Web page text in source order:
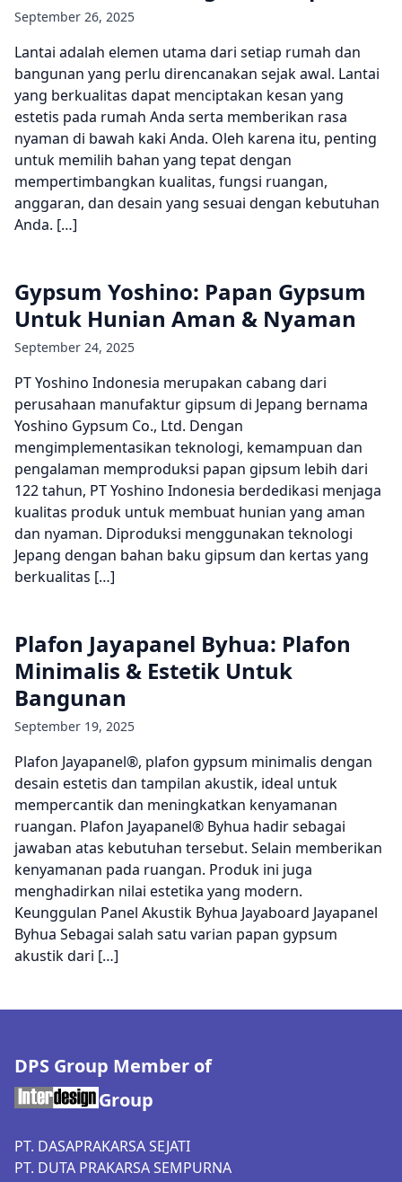
September 26, 2025
Lantai adalah elemen utama dari setiap rumah dan
bangunan yang perlu direncanakan sejak awal. Lantai
yang berkualitas dapat menciptakan kesan yang
estetis pada rumah Anda serta memberikan rasa
nyaman di bawah kaki Anda. Oleh karena itu, penting
untuk memilih bahan yang tepat dengan
mempertimbangkan kualitas, fungsi ruangan,
anggaran, dan desain yang sesuai dengan kebutuhan
Anda. […]
Gypsum Yoshino: Papan Gypsum
Untuk Hunian Aman & Nyaman
September 24, 2025
PT Yoshino Indonesia merupakan cabang dari
perusahaan manufaktur gipsum di Jepang bernama
Yoshino Gypsum Co., Ltd. Dengan
mengimplementasikan teknologi, kemampuan dan
pengalaman memproduksi papan gipsum lebih dari
122 tahun, PT Yoshino Indonesia berdedikasi menjaga
kualitas produk untuk membuat hunian yang aman
dan nyaman. Diproduksi menggunakan teknologi
Jepang dengan bahan baku gipsum dan kertas yang
berkualitas […]
Plafon Jayapanel Byhua: Plafon
Minimalis & Estetik Untuk
Bangunan
September 19, 2025
Plafon Jayapanel®, plafon gypsum minimalis dengan
desain estetis dan tampilan akustik, ideal untuk
mempercantik dan meningkatkan kenyamanan
ruangan. Plafon Jayapanel® Byhua hadir sebagai
jawaban atas kebutuhan tersebut. Selain memberikan
kenyamanan pada ruangan. Produk ini juga
menghadirkan nilai estetika yang modern.
Keunggulan Panel Akustik Byhua Jayaboard Jayapanel
Byhua Sebagai salah satu varian papan gypsum
akustik dari […]
DPS Group Member of
Group
PT. DASAPRAKARSA SEJATI
PT. DUTA PRAKARSA SEMPURNA